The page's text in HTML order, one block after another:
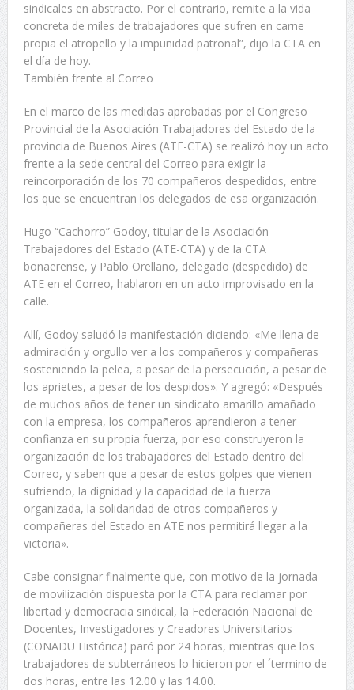
sindicales en abstracto. Por el contrario, remite a la vida
concreta de miles de trabajadores que sufren en carne
propia el atropello y la impunidad patronal”, dijo la CTA en
el día de hoy.
También frente al Correo
En el marco de las medidas aprobadas por el Congreso
Provincial de la Asociación Trabajadores del Estado de la
provincia de Buenos Aires (ATE-CTA) se realizó hoy un acto
frente a la sede central del Correo para exigir la
reincorporación de los 70 compañeros despedidos, entre
los que se encuentran los delegados de esa organización.
Hugo “Cachorro” Godoy, titular de la Asociación
Trabajadores del Estado (ATE-CTA) y de la CTA
bonaerense, y Pablo Orellano, delegado (despedido) de
ATE en el Correo, hablaron en un acto improvisado en la
calle.
Allí, Godoy saludó la manifestación diciendo: «Me llena de
admiración y orgullo ver a los compañeros y compañeras
sosteniendo la pelea, a pesar de la persecución, a pesar de
los aprietes, a pesar de los despidos». Y agregó: «Después
de muchos años de tener un sindicato amarillo amañado
con la empresa, los compañeros aprendieron a tener
confianza en su propia fuerza, por eso construyeron la
organización de los trabajadores del Estado dentro del
Correo, y saben que a pesar de estos golpes que vienen
sufriendo, la dignidad y la capacidad de la fuerza
organizada, la solidaridad de otros compañeros y
compañeras del Estado en ATE nos permitirá llegar a la
victoria».
Cabe consignar finalmente que, con motivo de la jornada
de movilización dispuesta por la CTA para reclamar por
libertad y democracia sindical, la Federación Nacional de
Docentes, Investigadores y Creadores Universitarios
(CONADU Histórica) paró por 24 horas, mientras que los
trabajadores de subterráneos lo hicieron por el ´termino de
dos horas, entre las 12.00 y las 14.00.